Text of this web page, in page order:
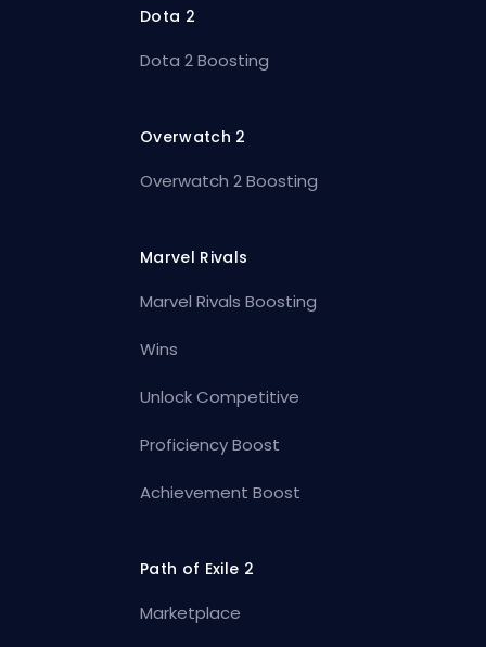
Dota 2
Dota 2 Boosting
Overwatch 2
Overwatch 2 Boosting
Marvel Rivals
Marvel Rivals Boosting
Wins
Unlock Competitive
Proficiency Boost
Achievement Boost
Path of Exile 2
Marketplace